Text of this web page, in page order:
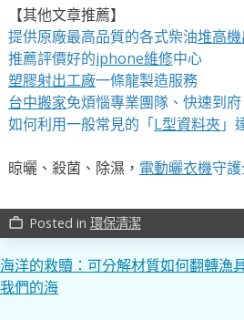
【其他文章推薦】
提供原廠最高品質的各式柴油堆高機
推薦評價好的iphone維修中心
塑膠射出工廠一條龍製造服務
台中搬家免煩惱專業團隊、快速到
如何利用一般常見的「L型資料夾」
晾曬、殺菌、除濕， 電動曬衣機守
work_outline Posted in 環保清潔
文
章
海洋的救贖：可分解材質如何翻轉漁
我們的海